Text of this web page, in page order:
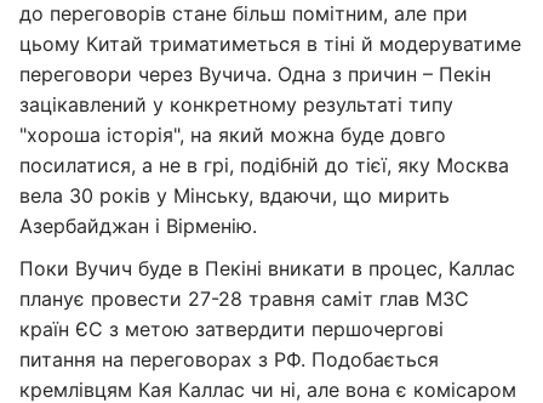
до переговорів стане більш помітним, але при
цьому Китай триматиметься в тіні й модеруватиме
переговори через Вучича. Одна з причин – Пекін
зацікавлений у конкретному результаті типу
"хороша історія", на який можна буде довго
посилатися, а не в грі, подібній до тієї, яку Москва
вела 30 років у Мінську, вдаючи, що мирить
Азербайджан і Вірменію.
Поки Вучич буде в Пекіні вникати в процес, Каллас
планує провести 27-28 травня саміт глав МЗС
країн ЄС з метою затвердити першочергові
питання на переговорах з РФ. Подобається
кремлівцям Кая Каллас чи ні, але вона є комісаром